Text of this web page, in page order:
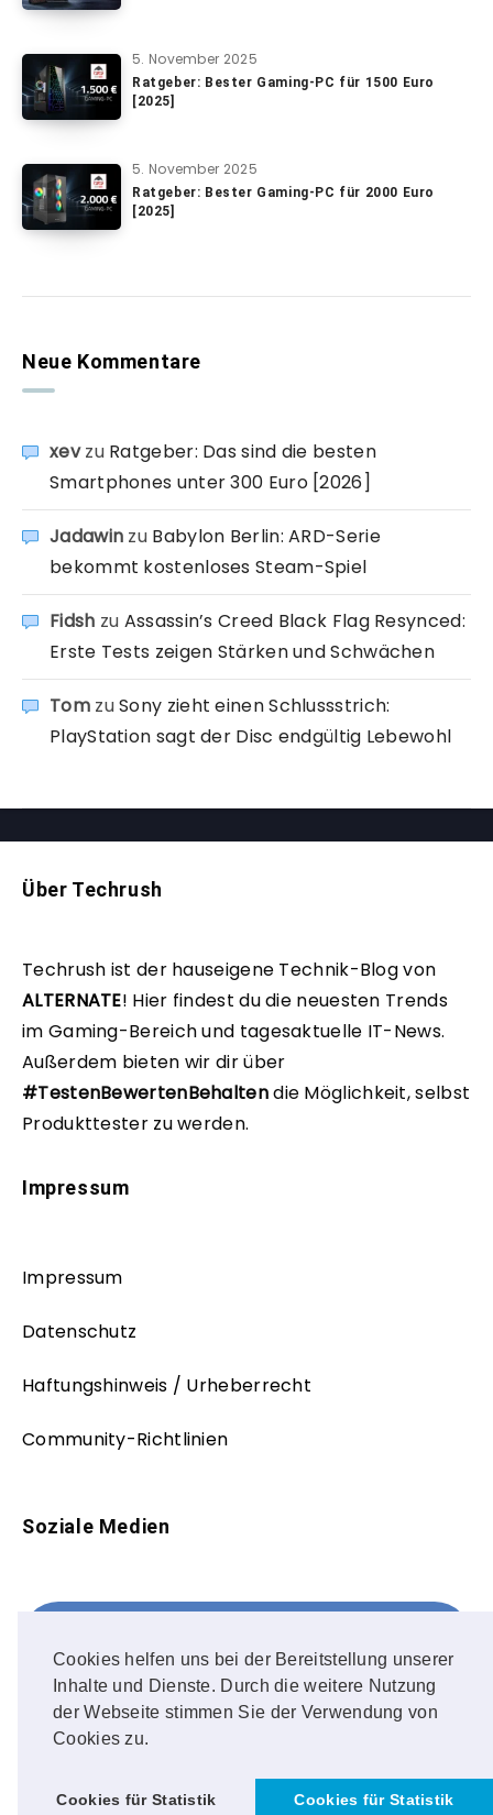
Cookies helfen uns bei der Bereitstellung unserer
Inhalte und Dienste. Durch die weitere Nutzung
der Webseite stimmen Sie der Verwendung von
Cookies zu.
Cookies für Statistik Cookies für Statistik
5. November 2025
Ratgeber: Bester Gaming-PC für 1500 Euro
[2025]
5. November 2025
Ratgeber: Bester Gaming-PC für 2000 Euro
[2025]
Neue Kommentare
xevzu Ratgeber: Das sind die besten
Smartphones unter 300 Euro [2026]
Jadawin zu Babylon Berlin: ARD-Serie
bekommt kostenloses Steam-Spiel
Fidsh zu Assassin’s Creed Black Flag Resynced:
Erste Tests zeigen Stärken und Schwächen
TomzuSony zieht einen Schlussstrich:
PlayStation sagt der Disc endgültig Lebewohl
Über Techrush
Techrush ist der hauseigene Technik-Blog von
ALTERNATE! Hier findest du die neuesten Trends
im Gaming-Bereich und tagesaktuelle IT-News.
Außerdem bieten wir dir über
#TestenBewertenBehaltendie Möglichkeit, selbst
Produkttester zu werden.
Impressum
Impressum
Datenschutz
Haftungshinweis / Urheberrecht
Community-Richtlinien
Soziale Medien
FOLLOW ME!
Instagram
OUR PHOTOS!